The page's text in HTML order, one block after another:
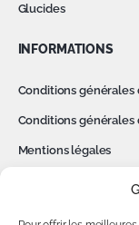
Glucides
INFORMATIONS
Conditions générales
Conditions générales
Mentions légales